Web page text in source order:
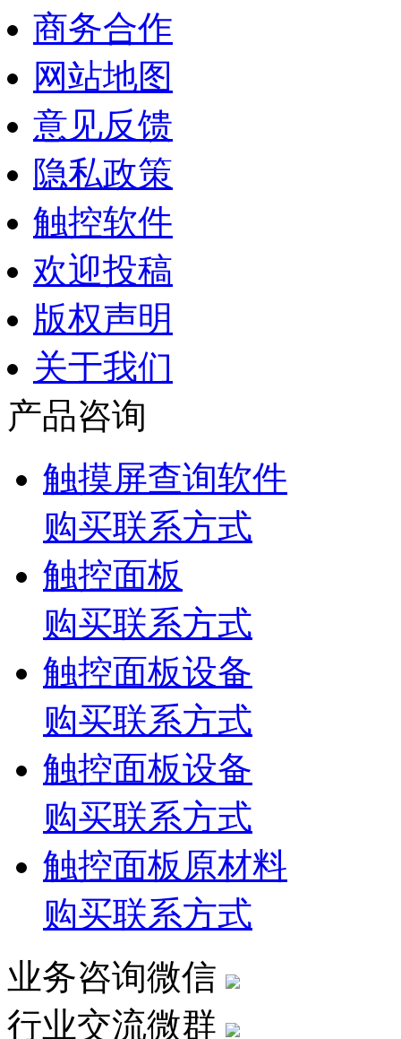
商务合作
网站地图
意见反馈
隐私政策
触控软件
欢迎投稿
版权声明
关于我们
产品咨询
触摸屏查询软件
购买联系方式
触控面板
购买联系方式
触控面板设备
购买联系方式
触控面板设备
购买联系方式
触控面板原材料
购买联系方式
业务咨询微信
行业交流微群